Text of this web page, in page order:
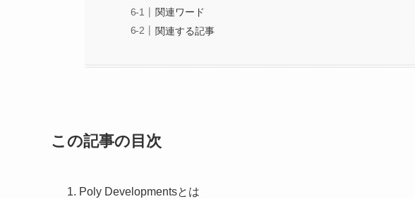
関連ワード
関連する記事
この記事の目次
Poly Developmentsとは